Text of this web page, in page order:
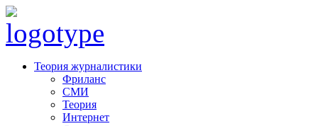
Теория журналистики
Фриланс
СМИ
Теория
Интернет